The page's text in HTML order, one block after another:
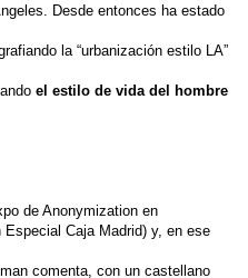
Desde entonces ha estado
la “urbanización estilo LA”
el estilo de vida del hombre
de Anonymization en
Caja Madrid) y, en ese
comenta, con un castellano